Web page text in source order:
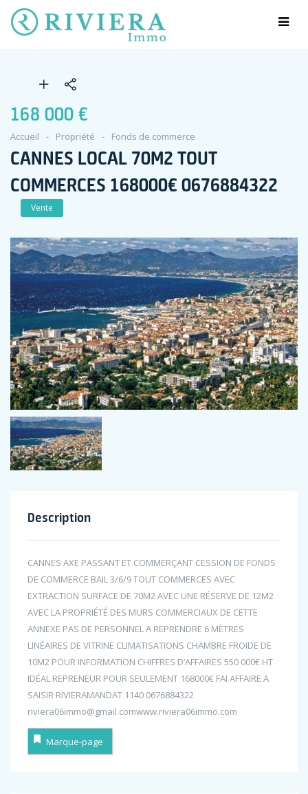
168 000 €
Accueil Propriété Fonds de commerce
CANNES LOCAL 70M2 TOUT
COMMERCES 168000€ 0676884322
Vente
Description
CANNES AXE PASSANT ET COMMERÇANT CESSION DE FONDS
DE COMMERCE BAIL 3/6/9 TOUT COMMERCES AVEC
EXTRACTION SURFACE DE 70M2 AVEC UNE RÉSERVE DE 12M2
AVEC LA PROPRIÉTÉ DES MURS COMMERCIAUX DE CETTE
ANNEXE PAS DE PERSONNEL A REPRENDRE 6 MÈTRES
LINÉAIRES DE VITRINE CLIMATISATIONS CHAMBRE FROIDE DE
10M2 POUR INFORMATION CHIFFRES D’AFFAIRES 550 000€ HT
IDÉAL REPRENEUR POUR SEULEMENT 168000€ FAI AFFAIRE A
SAISIR RIVIERAMANDAT 1140 0676884322
riviera06immo@gmail.comwww.riviera06immo.com
Marque-page